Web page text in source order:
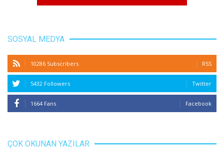
SOSYAL MEDYA
10286 Subscribers RSS
5432 Followers Twitter
1664 Fans Facebook
ÇOK OKUNAN YAZILAR